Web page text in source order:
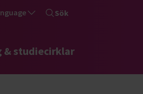
Sök
& studiecirklar